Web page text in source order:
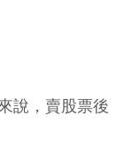
說，賣股票後